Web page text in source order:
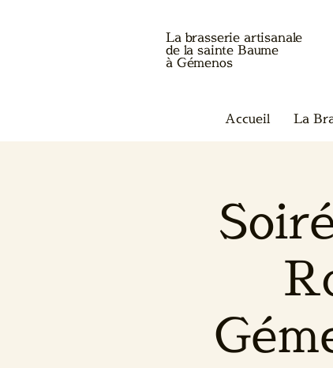
La brasserie artisanale
de la sainte Baume
à Gémenos
Accueil La